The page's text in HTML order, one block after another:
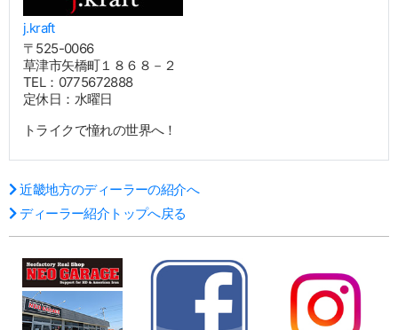
j.kraft
〒525-0066
草津市矢橋町１８６８－２
TEL：0775672888
定休日：水曜日
トライクで憧れの世界へ！
近畿地方のディーラーの紹介へ
ディーラー紹介トップへ戻る